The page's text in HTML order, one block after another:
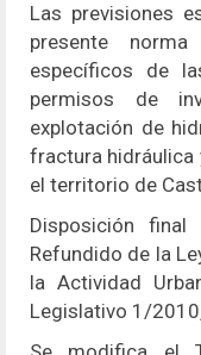
Las previsiones
presente
específicos de
permisos de
explotación de
fractura hidráulica
el territorio de
Disposición final
Refundido de la
la Actividad
Legislativo 1/